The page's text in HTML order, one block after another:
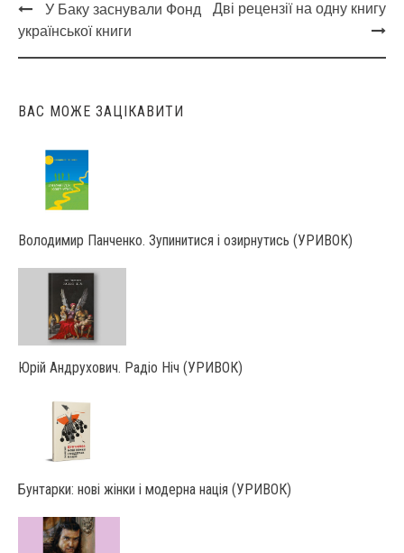
Post
navigation
У Баку заснували Фонд
української книги
Дві рецензії на одну книгу
ВАС МОЖЕ ЗАЦІКАВИТИ
Володимир Панченко. Зупинитися і озирнутись (УРИВОК)
Юрій Андрухович. Радіо Ніч (УРИВОК)
Бунтарки: нові жінки і модерна нація (УРИВОК)